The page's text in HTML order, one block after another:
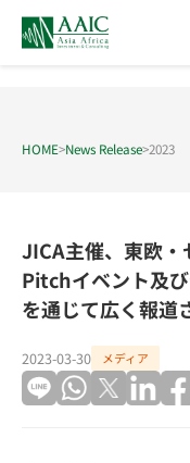
HOME>News Release>2023
JICA主催、東欧
Pitchイベント及
を通じて広く報道
2023-03-30 メディア